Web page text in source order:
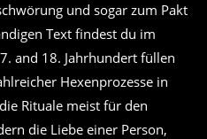
und sogar zum Pakt
Text findest du im
and 18. Jahrhundert füllen
Hexenprozesse in
Rituale meist für den
die Liebe einer Person,